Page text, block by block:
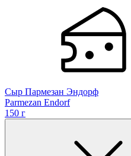
Сыр Пармезан Эндорф
Parmezan Endorf
150 г